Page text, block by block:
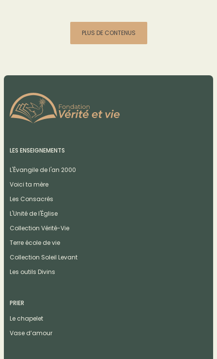
PLUS DE CONTENUS
LES ENSEIGNEMENTS
L'Évangile de l'an 2000
Voici ta mère
Les Consacrés
L'Unité de l'Église
Collection Vérité-Vie
Terre école de vie
Collection Soleil Levant
Les outils Divins
PRIER
Le chapelet
Vase d’amour